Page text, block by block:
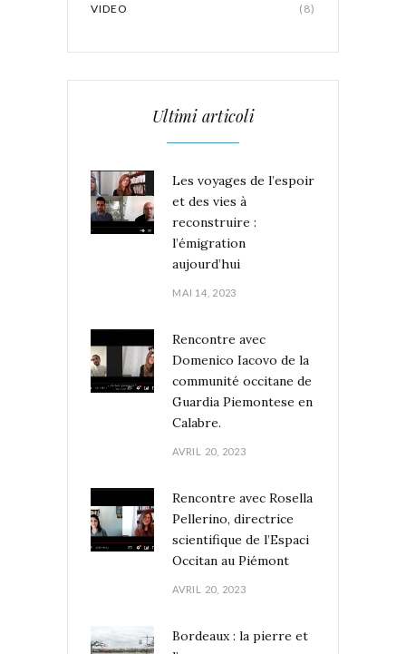
VIDEO (8)
Ultimi articoli
Les voyages de l’espoir
et des vies à
reconstruire :
l’émigration
aujourd’hui
MAI 14, 2023
Rencontre avec
Domenico Iacovo de la
communité occitane de
Guardia Piemontese en
Calabre.
AVRIL 20, 2023
Rencontre avec Rosella
Pellerino, directrice
scientifique de l’Espaci
Occitan au Piémont
AVRIL 20, 2023
Bordeaux : la pierre et